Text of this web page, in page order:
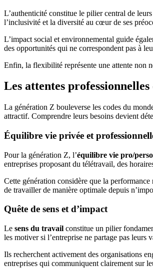
L’authenticité constitue le pilier central de
l’inclusivité et la diversité au cœur de ses
L’impact social et environnemental guide
des opportunités qui ne correspondent pas à
Enfin, la flexibilité représente une attente non
Les attentes
La génération Z bouleverse les codes du
attractif. Comprendre leurs besoins devient
Équilibre vie privée et
Pour la génération Z, l’équilibre vie pro/perso
entreprises proposant du télétravail, des
Cette génération considère que la
de travailler de manière optimale depuis
Quête de sens et d’impact
Le sens du travail constitue un pilier
les motiver si l’entreprise ne partage pas leurs
Ils recherchent activement des organisations
entreprises qui communiquent clairement sur